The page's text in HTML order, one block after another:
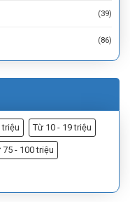
(39)
(86)
triệu Từ 10 - 19 triệu
75 - 100 triệu